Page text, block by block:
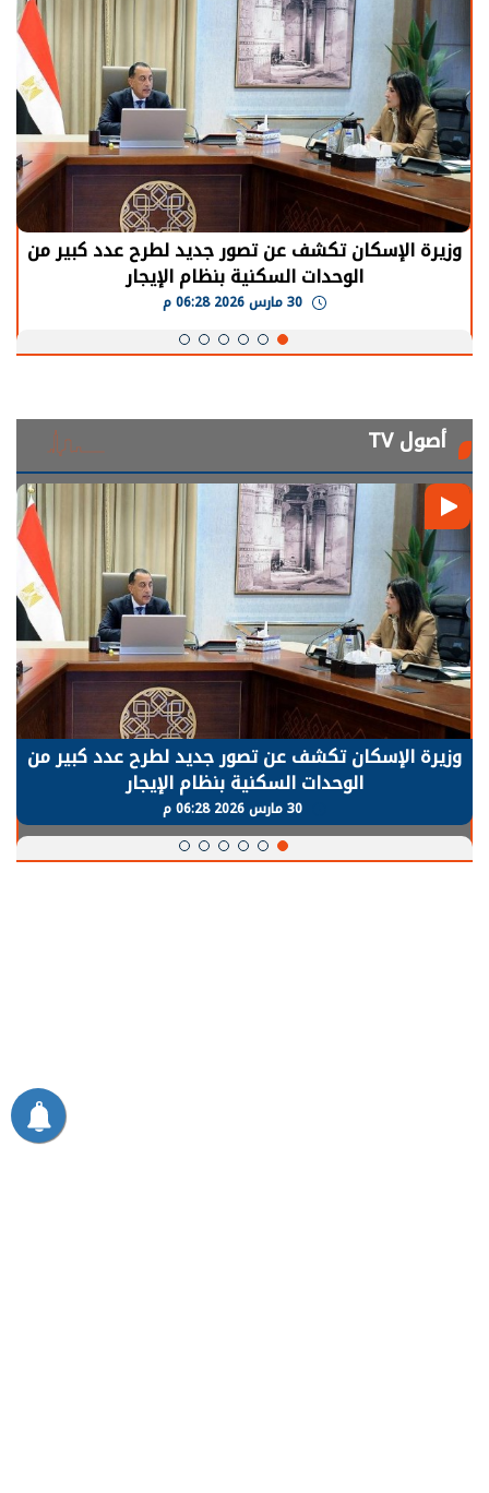
وزيرة الإسكان تكشف عن تصور جديد لطرح عدد كبير من
الوحدات السكنية بنظام الإيجار
أصول TV
وزيرة الإسكان تكشف عن تصور جديد لطرح عدد كبير من
الوحدات السكنية بنظام الإيجار